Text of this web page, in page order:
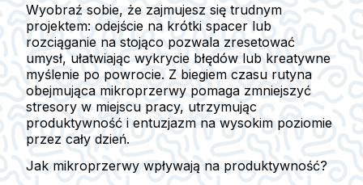
Wyobraź sobie, że zajmujesz się trudnym
projektem: odejście na krótki spacer lub
rozciąganie na stojąco pozwala zresetować
umysł, ułatwiając wykrycie błędów lub kreatywne
myślenie po powrocie. Z biegiem czasu rutyna
obejmująca mikroprzerwy pomaga zmniejszyć
stresory w miejscu pracy, utrzymując
produktywność i entuzjazm na wysokim poziomie
przez cały dzień.
Jak mikroprzerwy wpływają na produktywność?